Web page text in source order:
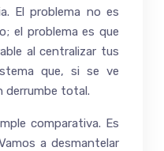
El problema no es
el problema es que
al centralizar tus
que, si se ve
derrumbe total.
comparativa. Es
a desmantelar